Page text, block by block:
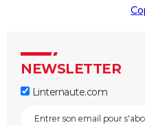
NEWSLETTER
Linternaute.com